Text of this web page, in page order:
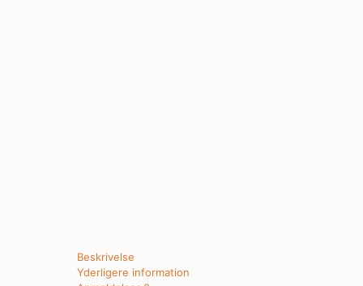
Beskrivelse
Yderligere information